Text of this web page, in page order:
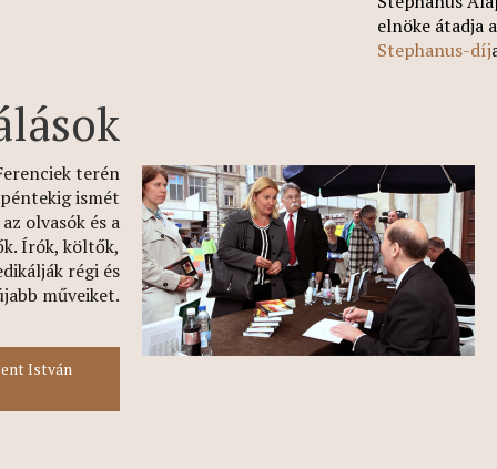
elnöke átadja
Stephanus-díj
terén
ismét
olvasók és a
Írók, költők,
régi és
műveiket.
István